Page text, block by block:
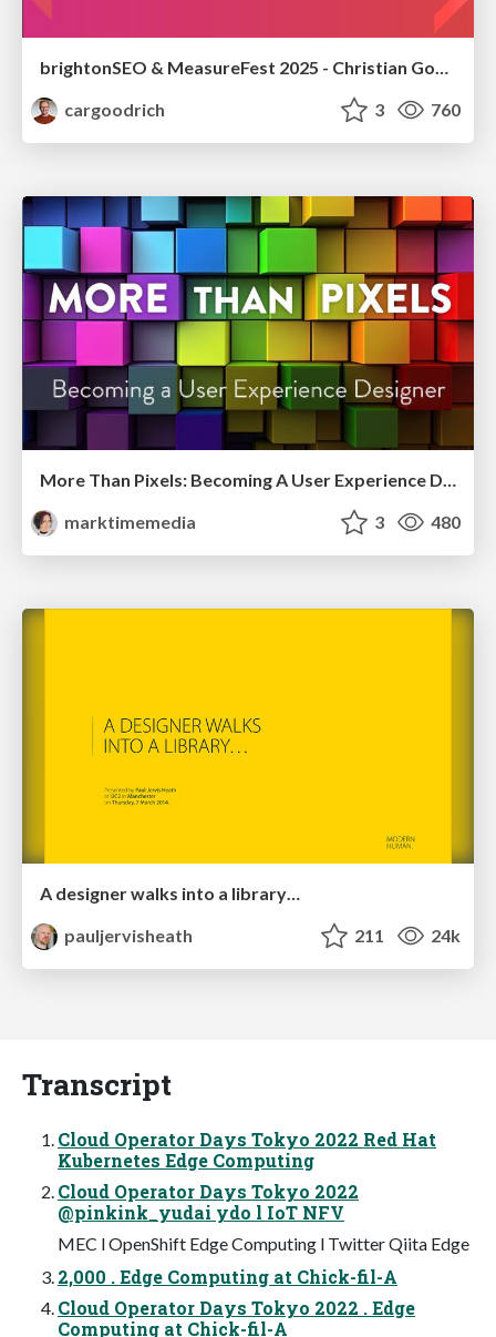
brightonSEO & MeasureFest 2025 - Christian Goodrich - Winning strategies for Black Friday CRO & PPC
cargoodrich
3 760
More Than Pixels: Becoming A User Experience Designer
marktimemedia
3 480
A designer walks into a library…
pauljervisheath
211 24k
Transcript
Cloud Operator Days Tokyo 2022 Red Hat
Kubernetes Edge Computing
Cloud Operator Days Tokyo 2022
@pinkink_yudai ydo l IoT NFV
MEC l OpenShift Edge Computing l Twitter Qiita Edge
2,000 . Edge Computing at Chick-fil-A
Cloud Operator Days Tokyo 2022 . Edge
Computing at Chick-fil-A